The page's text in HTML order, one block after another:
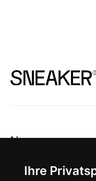
Ihre
News
About